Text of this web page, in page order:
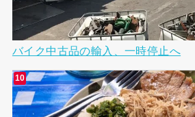
バイク中古品の輸入、一時停止へ